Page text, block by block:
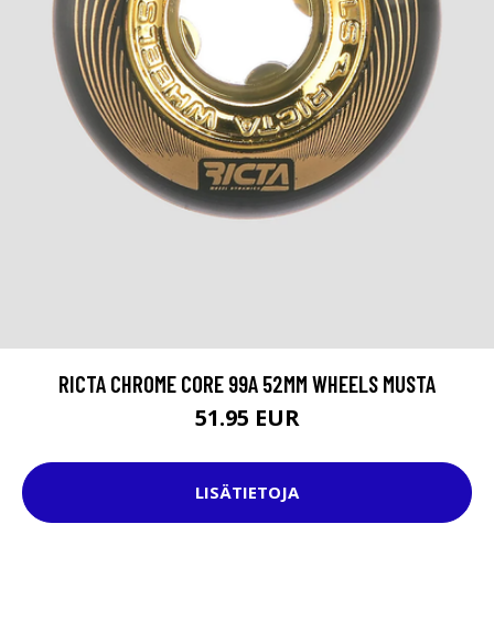
RICTA CHROME CORE 99A 52MM WHEELS MUSTA
51.95 EUR
LISÄTIETOJA